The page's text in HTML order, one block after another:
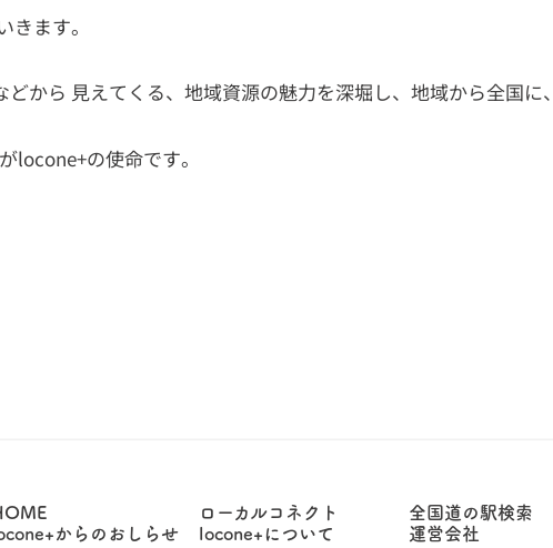
ます。
から 見えてくる、地域資源の魅力を深堀し、地域から全国に
locone+の使命です。
ローカルコネクト
全国道の駅検索
からのおしらせ
locone+について 運営会社